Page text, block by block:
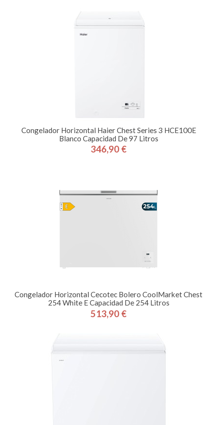
Congelador Horizontal Haier Chest Series 3 HCE100E
Blanco Capacidad De 97 Litros
Precio
346,90 €
Congelador Horizontal Cecotec Bolero CoolMarket Chest
254 White E Capacidad De 254 Litros
Precio
513,90 €